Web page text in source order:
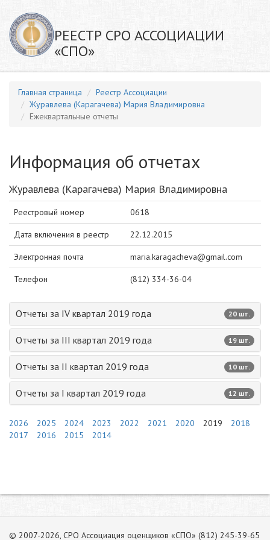
РЕЕСТР СРО АССОЦИАЦИИ
«СПО»
Главная страница
Реестр Ассоциации
Журавлева (Карагачева) Мария Владимировна
Ежеквартальные отчеты
Информация об отчетах
Журавлева (Карагачева) Мария Владимировна
Реестровый номер 0618
Дата включения в реестр 22.12.2015
Электронная почта maria.karagacheva@gmail.com
Телефон (812) 334-36-04
Отчеты за IV квартал 2019 года 20 шт.
Отчеты за III квартал 2019 года 19 шт.
Отчеты за II квартал 2019 года 10 шт.
Отчеты за I квартал 2019 года 12 шт.
2026 2025 2024 2023 2022 2021 2020 2019
2018
2017
2016 2015 2014
© 2007-2026, СРО Ассоциация оценщиков «СПО» (812) 245-39-65